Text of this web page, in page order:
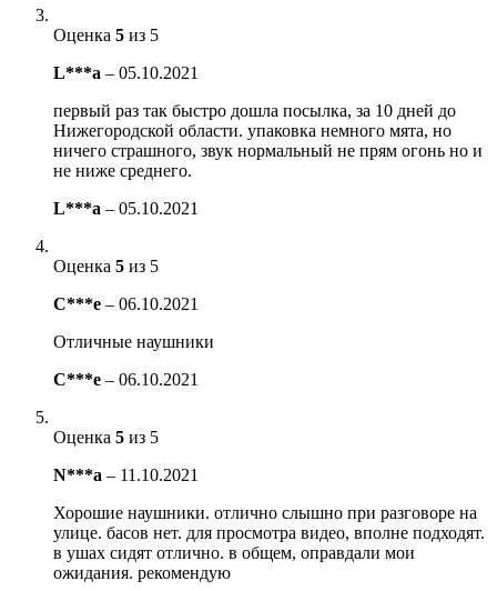
Оценка 5 из 5
L***a – 05.10.2021
первый раз так быстро дошла посылка, за 10 дней до
Нижегородской области. упаковка немного мята, но
ничего страшного, звук нормальный не прям огонь но и
не ниже среднего.
L***a – 05.10.2021
Оценка 5 из 5
C***e – 06.10.2021
Отличные наушники
C***e – 06.10.2021
Оценка 5 из 5
N***a – 11.10.2021
Хорошие наушники. отлично слышно при разговоре на
улице. басов нет. для просмотра видео, вполне подходят.
в ушах сидят отлично. в общем, оправдали мои
ожидания. рекомендую